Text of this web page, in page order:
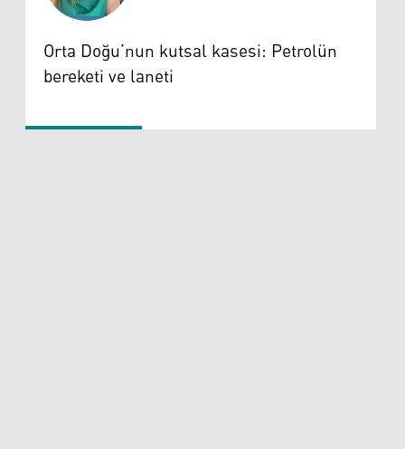
Muazzez Baktaş
Orta Doğu’nun kutsal kasesi: Petrolün
bereketi ve laneti